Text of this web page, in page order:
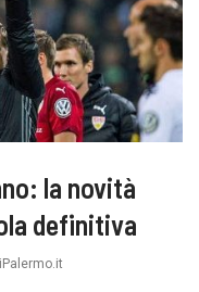
la novità
definitiva